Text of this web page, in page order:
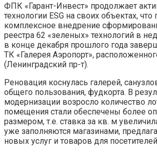
ФПК «Гарант-Инвест» продолжает
технологии ESG на своих объектах, что
комплексное внедрение
реестра 62 «зеленых» технологий в
в конце декабря прошлого года
ТК «Галерея Аэропорт»,
(Ленинградский пр-т).
Реновация коснулась галерей,
общего пользования, фудкорта. В
модернизации возросло количество
помещения стали обеспечены более
размером, т.е. ставка за кв. м
уже заполняются магазинами,
новых услуг и товаров для